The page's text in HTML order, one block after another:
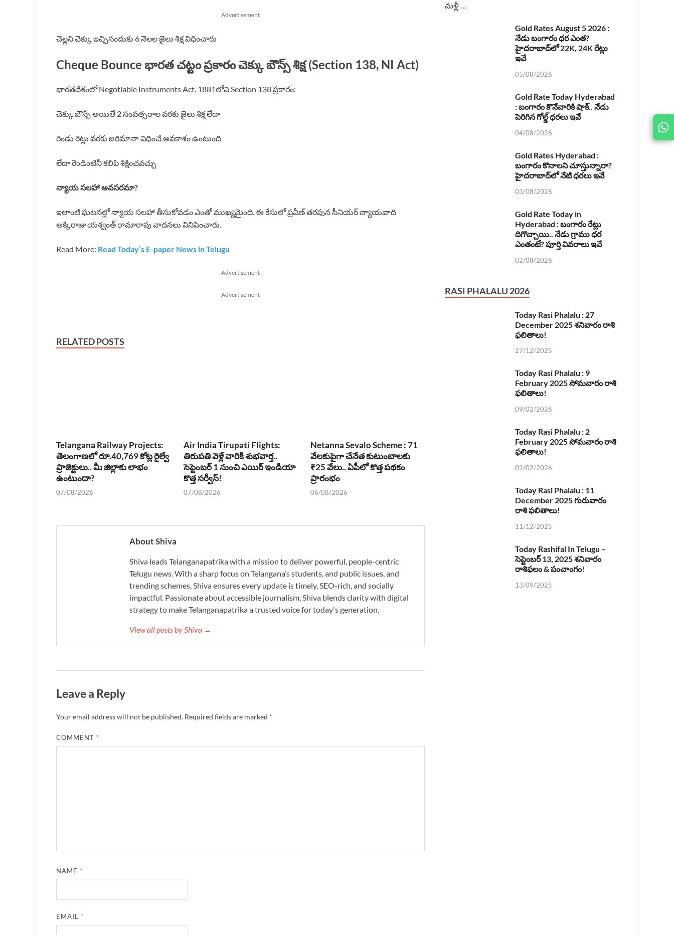
JOIN
US ON
Advertisement
చెల్లని చెక్కు ఇచ్చినందుకు 6 నెలల జైలు శిక్ష విధించారు
Cheque Bounce భారత చట్టం ప్రకారం చెక్కు బౌన్స్ శిక్ష (Section 138, NI Act)
భారతదేశంలో Negotiable Instruments Act, 1881లోని Section 138 ప్రకారం:
చెక్కు బౌన్స్ అయితే 2 సంవత్సరాల వరకు జైలు శిక్ష లేదా
రెండు రెట్లు వరకు జరిమానా విధించే అవకాశం ఉంటుంది
లేదా రెండింటినీ కలిపి శిక్షించవచ్చు
న్యాయ సలహా అవసరమా?
ఇలాంటి ఘటనల్లో న్యాయ సలహా తీసుకోవడం ఎంతో ముఖ్యమైంది. ఈ కేసులో ప్రవీణ్ తరపున సీనియర్ న్యాయవాది
అక్కిరాజు యశ్వంత్ రామారావు వాదనలు వినిపించారు.
Read More: Read Today’s E-paper News in Telugu
Advertisement
Advertisement
RELATED POSTS
Telangana Railway Projects:
తెలంగాణలో రూ.40,769 కోట్ల రైల్వే
ప్రాజెక్టులు.. మీ జిల్లాకు లాభం
ఉంటుందా?
07/08/2026
Air India Tirupati Flights:
తిరుపతి వెళ్లే వారికి శుభవార్త..
సెప్టెంబర్ 1 నుంచి ఎయిర్ ఇండియా
కొత్త సర్వీస్!
07/08/2026
Netanna Sevalo Scheme : 71
వేలకుపైగా చేనేత కుటుంబాలకు
₹25 వేలు.. ఏపీలో కొత్త పథకం
ప్రారంభం
06/08/2026
About Shiva
Shiva leads Telanganapatrika with a mission to deliver powerful, people-centric
Telugu news. With a sharp focus on Telangana’s students, and public issues, and
trending schemes, Shiva ensures every update is timely, SEO-rich, and socially
impactful. Passionate about accessible journalism, Shiva blends clarity with digital
strategy to make Telanganapatrika a trusted voice for today's generation.
View all posts by Shiva →
Leave a Reply
Your email address will not be published. Required fields are marked *
COMMENT *
NAME *
EMAIL *
మళ్లీ …
Gold Rates August 5 2026 :
నేడు బంగారం ధర ఎంత?
హైదరాబాద్‌లో 22K, 24K రేట్లు
ఇవే
05/08/2026
Gold Rate Today Hyderabad
: బంగారం కొనేవారికి షాక్.. నేడు
పెరిగిన గోల్డ్ ధరలు ఇవే
04/08/2026
Gold Rates Hyderabad :
బంగారం కొనాలని చూస్తున్నారా?
హైదరాబాద్‌లో నేటి ధరలు ఇవే
03/08/2026
Gold Rate Today in
Hyderabad : బంగారం రేట్లు
దిగొచ్చాయి.. నేడు గ్రాము ధర
ఎంతంటే? పూర్తి వివరాలు ఇవే
02/08/2026
RASI PHALALU 2026
Today Rasi Phalalu : 27
December 2025 శనివారం రాశి
ఫలితాలు!
27/12/2025
Today Rasi Phalalu : 9
February 2025 సోమవారం రాశి
ఫలితాలు!
09/02/2026
Today Rasi Phalalu : 2
February 2025 సోమవారం రాశి
ఫలితాలు!
02/02/2026
Today Rasi Phalalu : 11
December 2025 గురువారం
రాశి ఫలితాలు!
11/12/2025
Today Rashifal In Telugu –
సెప్టెంబర్ 13, 2025 శనివారం
రాశిఫలం & పంచాంగం!
13/09/2025